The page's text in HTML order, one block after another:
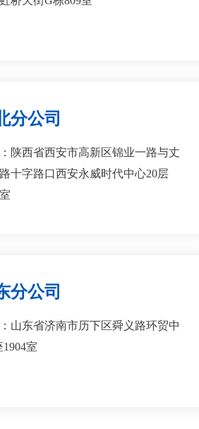
分公司
陕西省西安市高新区锦业一路与丈
十字路口西安永威时代中心20层
分公司
山东省济南市历下区舜义路环贸中
1904室